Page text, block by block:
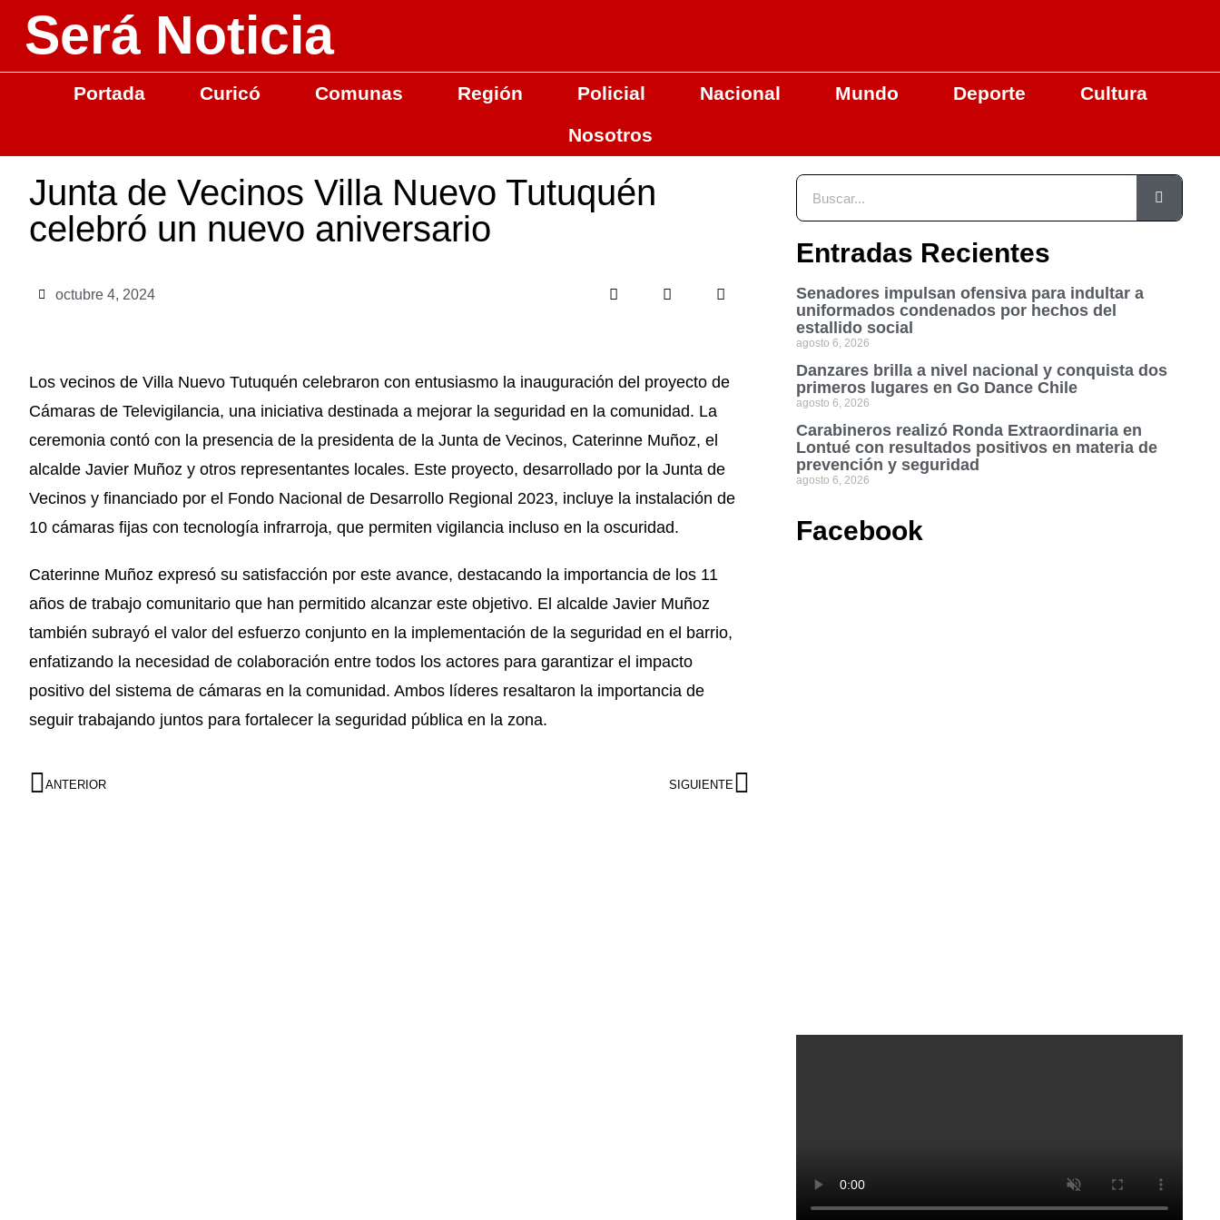
Será Noticia
Portada Curicó Comunas Región Policial Nacional Mundo Deporte
Cultura
Nosotros
Junta de Vecinos Villa Nuevo Tutuquén
celebró un nuevo aniversario
octubre 4, 2024
Los vecinos de Villa Nuevo Tutuquén celebraron con entusiasmo la inauguración del proyecto de
Cámaras de Televigilancia, una iniciativa destinada a mejorar la seguridad en la comunidad. La
ceremonia contó con la presencia de la presidenta de la Junta de Vecinos, Caterinne Muñoz, el
alcalde Javier Muñoz y otros representantes locales. Este proyecto, desarrollado por la Junta de
Vecinos y financiado por el Fondo Nacional de Desarrollo Regional 2023, incluye la instalación de
10 cámaras fijas con tecnología infrarroja, que permiten vigilancia incluso en la oscuridad.
Caterinne Muñoz expresó su satisfacción por este avance, destacando la importancia de los 11
años de trabajo comunitario que han permitido alcanzar este objetivo. El alcalde Javier Muñoz
también subrayó el valor del esfuerzo conjunto en la implementación de la seguridad en el barrio,
enfatizando la necesidad de colaboración entre todos los actores para garantizar el impacto
positivo del sistema de cámaras en la comunidad. Ambos líderes resaltaron la importancia de
seguir trabajando juntos para fortalecer la seguridad pública en la zona.
ANTERIOR SIGUIENTE
Entradas Recientes
Senadores impulsan ofensiva para indultar a
uniformados condenados por hechos del
estallido social
agosto 6, 2026
Danzares brilla a nivel nacional y conquista dos
primeros lugares en Go Dance Chile
agosto 6, 2026
Carabineros realizó Ronda Extraordinaria en
Lontué con resultados positivos en materia de
prevención y seguridad
agosto 6, 2026
Facebook